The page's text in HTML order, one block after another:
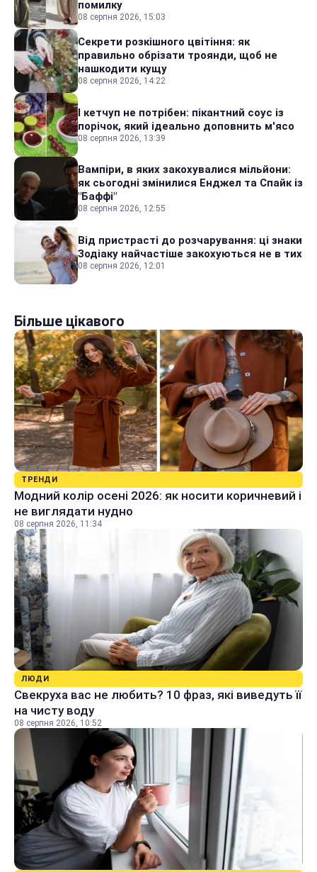
помилку
08 серпня 2026, 15:03
Секрети розкішного цвітіння: як
правильно обрізати троянди, щоб не
нашкодити кущу
08 серпня 2026, 14:22
І кетчуп не потрібен: пікантний соус із
порічок, який ідеально доповнить м'ясо
08 серпня 2026, 13:39
Вампіри, в яких закохувалися мільйони:
як сьогодні змінилися Енджел та Спайк із
"Баффі"
08 серпня 2026, 12:55
Від пристрасті до розчарування: ці знаки
Зодіаку найчастіше закохуються не в тих
08 серпня 2026, 12:01
Більше цікавого
ТРЕНДИ
Модний колір осені 2026: як носити коричневий і
не виглядати нудно
08 серпня 2026, 11:34
ЛЮДИ
Свекруха вас не любить? 10 фраз, які виведуть її
на чисту воду
08 серпня 2026, 10:52